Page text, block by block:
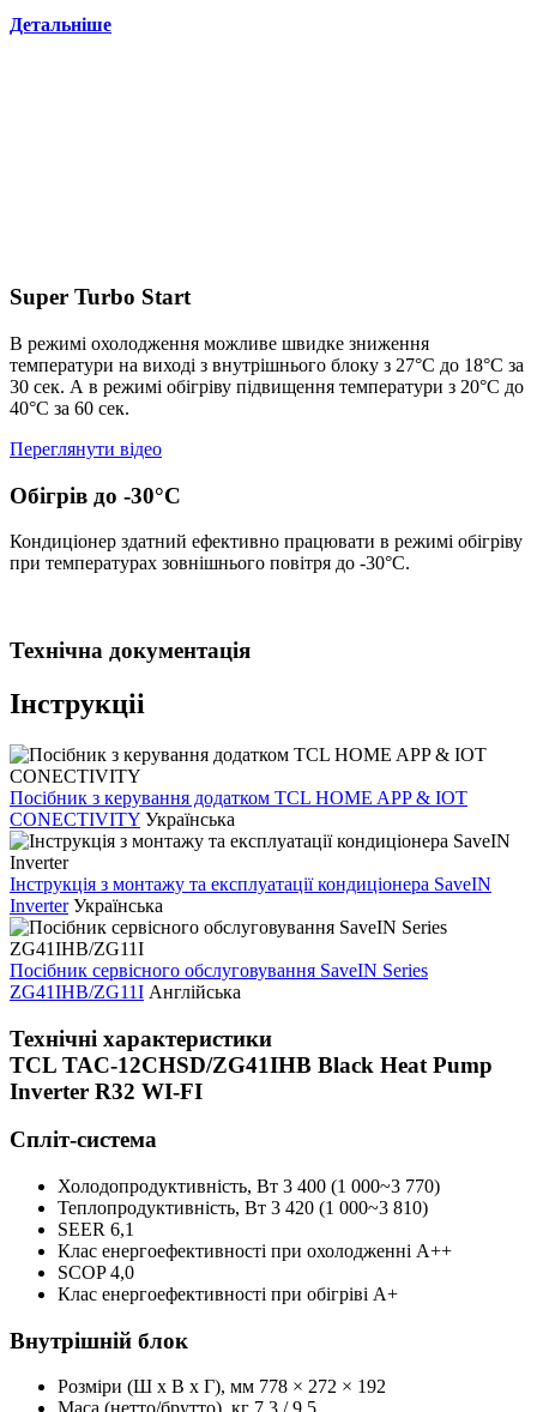
Детальніше
Super Turbo Start
В режимi охолодження можливе швидке зниження
температури на виходi з внутрiшнього блоку з 27°С до 18°С за
30 сек. А в режимi обiгрiву пiдвищення температури з 20°С до
40°С за 60 сек.
Переглянути відео
Обігрів до -30°С
Кондиціонер здатний ефективно працювати в режимі обігріву
при температурах зовнішнього повітря до -30°С.
Технічна документація
Інструкціі
Посібник з керування додатком TCL HOME APP & IOT
CONECTIVITY Українська
Інструкція з монтажу та експлуатації кондиціонера SaveIN
Inverter Українська
Посібник сервісного обслуговування SaveIN Series
ZG41IHB/ZG11I Англійська
Технічні характеристики
TCL TAC-12CHSD/ZG41IHB Black Heat Pump
Inverter R32 WI-FI
Спліт-система
Холодопродуктивність, Bт 3 400 (1 000~3 770)
Теплопродуктивність, Bт 3 420 (1 000~3 810)
SEER 6,1
Клас енергоефективності при охолодженні А++
SCOP4,0
Клас енергоефективності при обігріві А+
Внутрішній блок
Розміри (Ш x В x Г), мм 778 × 272 × 192